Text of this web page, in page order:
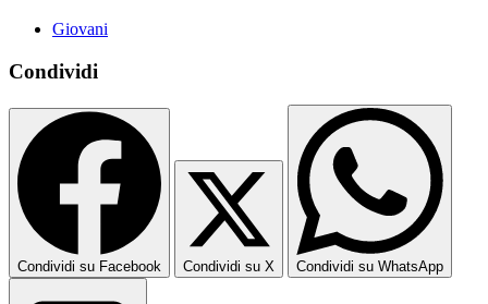
Giovani
Condividi
Condividi su Facebook Condividi su X Condividi su WhatsApp